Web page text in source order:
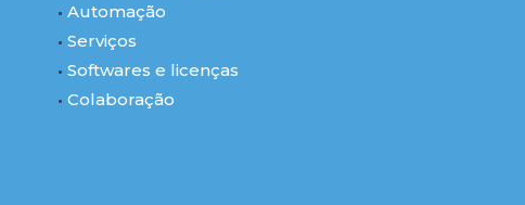
Automação
Serviços
Softwares e licenças
Colaboração